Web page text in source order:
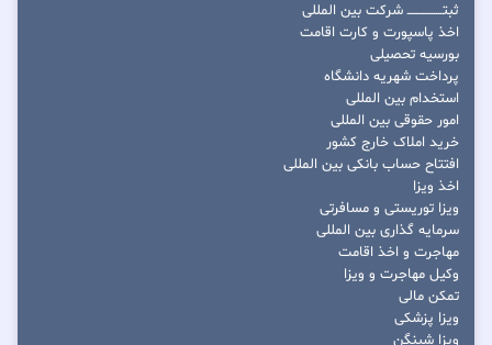
ثبتــــــــــــــــ شرکت بین المللی
اخذ پاسپورت و کارت اقامت
بورسیه تحصیلی
پرداخت شهریه دانشگاه
استخدام بین المللی
امور حقوقی بین المللی
خرید املاک خارج کشور
افتتاح حساب بانکی بین المللی
اخذ ویزا
ویزا توریستی و مسافرتی
سرمایه گذاری بین المللی
مهاجرت و اخذ اقامت
وکیل مهاجرت و ویزا
تمکن مالی
ویزا پزشکی
ویزا شینگن